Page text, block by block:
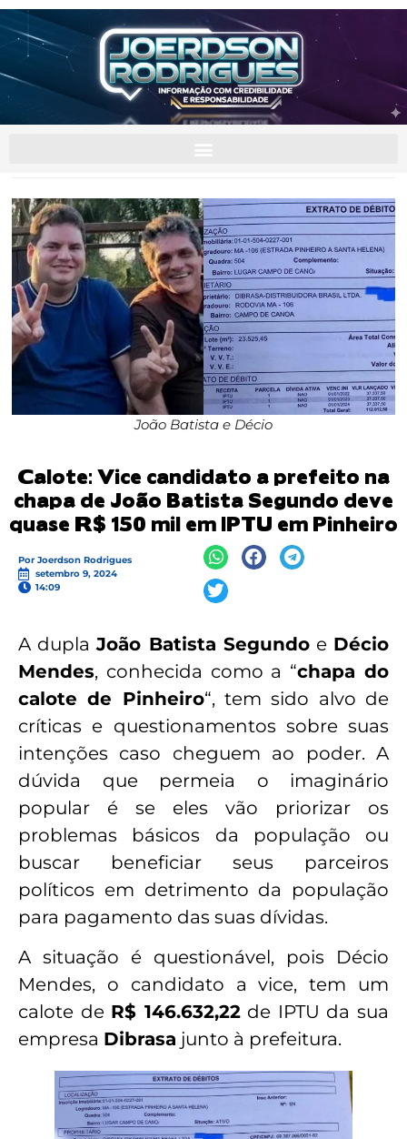
João Batista e Décio
Calote: Vice candidato a prefeito na
chapa de João Batista Segundo deve
quase R$ 150 mil em IPTU em Pinheiro
Por Joerdson Rodrigues
setembro 9, 2024
14:09
A duplaJoão Batista Segundoe Décio
Mendes, conhecida como a “chapa do
calote de Pinheiro“, tem sido alvo de
críticas e questionamentos sobre suas
intenções caso cheguem ao poder. A
dúvida que permeia o imaginário
popular é se eles vão priorizar os
problemas básicos da população ou
buscar beneficiar seus parceiros
políticos em detrimento da população
para pagamento das suas dívidas.
A situação é questionável, pois Décio
Mendes, o candidato a vice, tem um
calote de R$ 146.632,22de IPTU da sua
empresa Dibrasa junto à prefeitura.